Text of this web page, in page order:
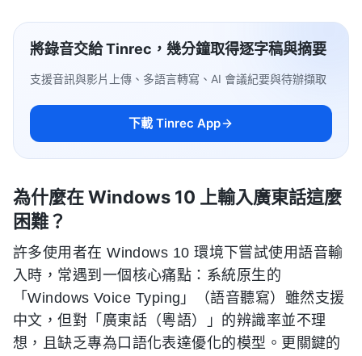
將錄音交給 Tinrec，幾分鐘取得逐字稿與摘要
支援音訊與影片上傳、多語言轉寫、AI 會議紀要與待辦擷取
下載 Tinrec App
為什麼在 Windows 10 上輸入廣東話這麼
困難？
許多使用者在 Windows 10 環境下嘗試使用語音輸
入時，常遇到一個核心痛點：系統原生的
「Windows Voice Typing」（語音聽寫）雖然支援
中文，但對「廣東話（粵語）」的辨識率並不理
想，且缺乏專為口語化表達優化的模型。更關鍵的